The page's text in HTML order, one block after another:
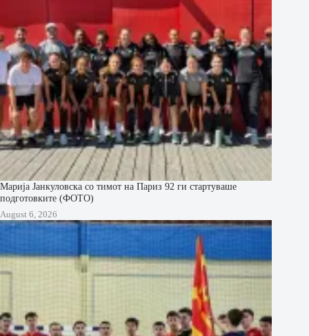
Марија Јанкуловска со тимот на Париз 92 ги стартуваше
подготовките (ФОТО)
August 6, 2026